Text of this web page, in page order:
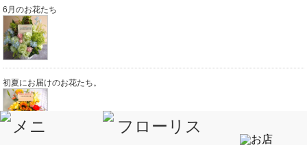
6月のお花たち
初夏にお届けのお花たち。